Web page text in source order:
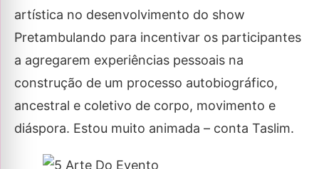
artística no desenvolvimento do show
Pretambulando para incentivar os participantes
a agregarem experiências pessoais na
construção de um processo autobiográfico,
ancestral e coletivo de corpo, movimento e
diáspora. Estou muito animada – conta Taslim.